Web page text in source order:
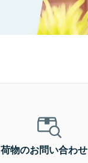
荷物のお問い合わせ